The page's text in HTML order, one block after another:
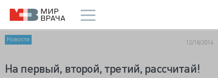
Новости 12/18/2014
На первый, второй, третий, рассчитай!